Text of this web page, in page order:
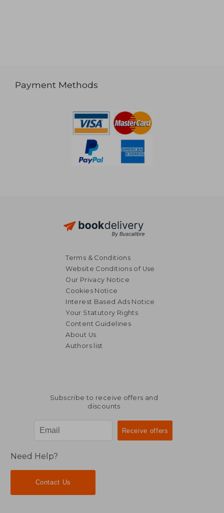
Payment Methods
Terms & Conditions
Website Conditions of Use
Our Privacy Notice
Cookies Notice
Interest Based Ads Notice
Your Statutory Rights
Content Guidelines
About Us
Authors list
Subscribe to receive offers and
discounts
Need Help?
Contact Us